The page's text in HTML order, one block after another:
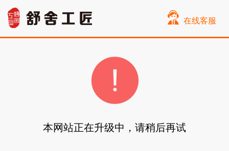
在线客服
本网站正在升级中，请稍后再试